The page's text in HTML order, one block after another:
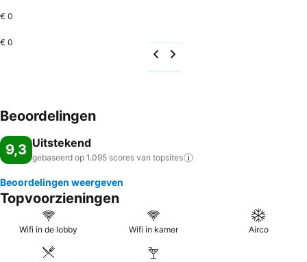
€ 0
€ 0
Beoordelingen
9,3 Uitstekend
gebaseerd op 1.095 scores van topsites
Beoordelingen weergeven
Topvoorzieningen
Wifi in de lobby Wifi in kamer Airco